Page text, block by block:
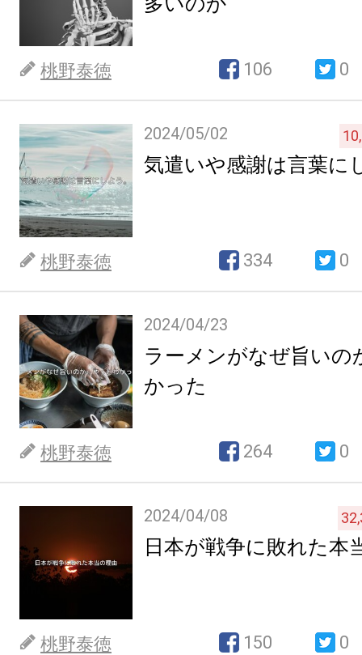
桃野泰徳 106 0
2024/05/02
気遣いや感謝は言葉に
桃野泰徳 334 0
2024/04/23
ラーメンがなぜ旨いの
かった
桃野泰徳 264 0
2024/04/08
日本が戦争に敗れた本
桃野泰徳 150 0